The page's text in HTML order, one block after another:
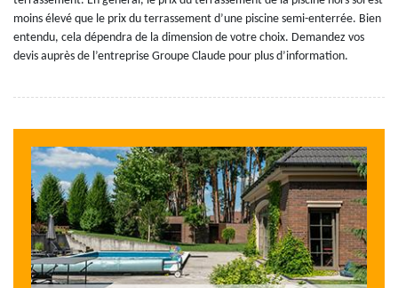
moins élevé que le prix du terrassement d’une piscine semi-enterrée. Bien
entendu, cela dépendra de la dimension de votre choix. Demandez vos
devis auprès de l’entreprise Groupe Claude pour plus d’information.